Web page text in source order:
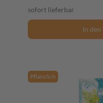
sofort lieferbar
In
Pflanzlich